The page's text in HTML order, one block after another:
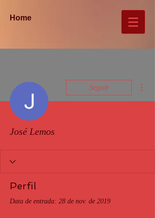
Home
Seguir
José Lemos
Perfil
Data de entrada: 28 de nov. de 2019